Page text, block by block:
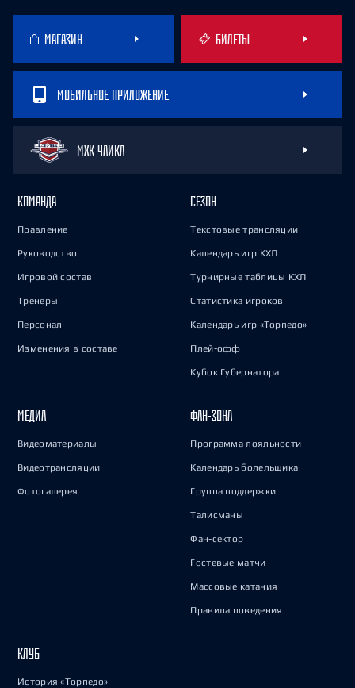
МАГАЗИН БИЛЕТЫ
МОБИЛЬНОЕ ПРИЛОЖЕНИЕ
МХК ЧАЙКА
КОМАНДА
Правление
Руководство
Игровой состав
Тренеры
Персонал
Изменения в составе
СЕЗОН
Текстовые трансляции
Календарь игр КХЛ
Турнирные таблицы КХЛ
Статистика игроков
Календарь игр «Торпедо»
Плей-офф
Кубок Губернатора
МЕДИА
Видеоматериалы
Видеотрансляции
Фотогалерея
ФАН-ЗОНА
Программа лояльности
Календарь болельщика
Группа поддержки
Талисманы
Фан-сектор
Гостевые матчи
Массовые катания
Правила поведения
КЛУБ
История «Торпедо»